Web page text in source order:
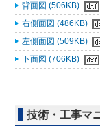
背面図 (506KB)
右側面図 (486KB)
左側面図 (509KB)
下面図 (706KB)
技術・工事マ